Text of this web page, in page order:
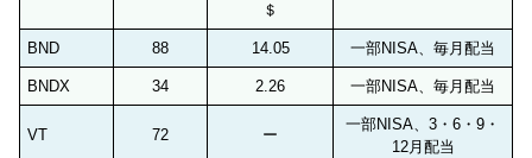
＄
BND 88 14.05 一部NISA、毎月配当
BNDX 34 2.26 一部NISA、毎月配当
VT 72 ー
一部NISA、3・6・9・
12月配当